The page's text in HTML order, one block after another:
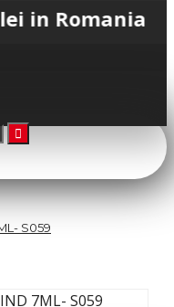
• 💳
S059